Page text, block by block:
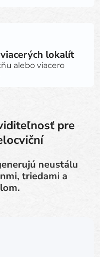
lokalít
alebo viacero
pre
neustálu
triedami a